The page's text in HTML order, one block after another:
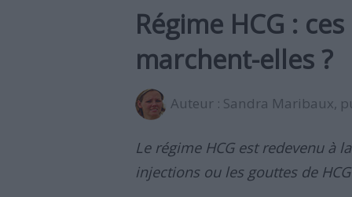
Régime HCG :
marchent-elles ?
Auteur : Sandra Maribaux,
Le régime HCG est redevenu à
injections ou les gouttes de